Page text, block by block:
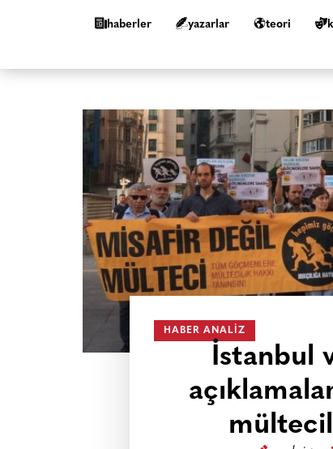
haberler yazarlar teori
HABER ANALIZ
İstanbul